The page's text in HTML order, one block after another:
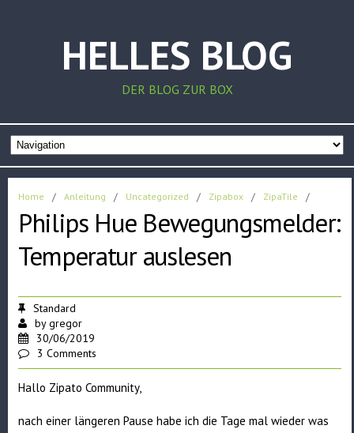
HELLES BLOG
DER BLOG ZUR BOX
Home / Anleitung / Uncategorized / Zipabox / ZipaTile /
Philips Hue Bewegungsmelder:
Temperatur auslesen
Standard
bygregor
30/06/2019
3 Comments
Hallo Zipato Community,
nach einer längeren Pause habe ich die Tage mal wieder was